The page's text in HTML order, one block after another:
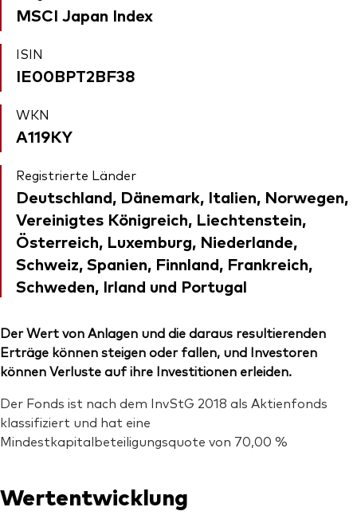
MSCI Japan Index
ISIN
IE00BPT2BF38
WKN
A119KY
Registrierte Länder
Deutschland, Dänemark, Italien, Norwegen,
Vereinigtes Königreich, Liechtenstein,
Österreich, Luxemburg, Niederlande,
Schweiz, Spanien, Finnland, Frankreich,
Schweden, Irland und Portugal
Der Wert von Anlagen und die daraus resultierenden
Erträge können steigen oder fallen, und Investoren
können Verluste auf ihre Investitionen erleiden.
Der Fonds ist nach dem InvStG 2018 als Aktienfonds
klassifiziert und hat eine
Mindestkapitalbeteiligungsquote von 70,00 %
Wertentwicklung